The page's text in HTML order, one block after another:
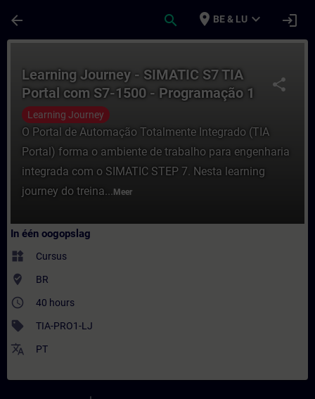
arrow_back search place BE & LU expand_more login
share
Learning Journey - SIMATIC S7 TIA
Portal com S7-1500 - Programação 1
Learning Journey
O Portal de Automação Totalmente Integrado (TIA
Portal) forma o ambiente de trabalho para engenharia
integrada com o SIMATIC STEP 7. Nesta learning
journey do treina... Meer
In één oogopslag
widgets Cursus
where_to_vote BR
access_time 40 hours
sell TIA-PRO1-LJ
translate PT